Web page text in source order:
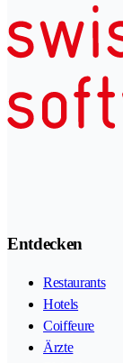
Entdecken
Restaurants
Hotels
Coiffeure
Ärzte